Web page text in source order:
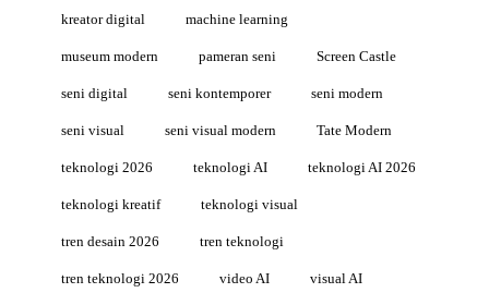
kreator digital machine learning
museum modern pameran seni Screen Castle
seni digital seni kontemporer seni modern
seni visual seni visual modern Tate Modern
teknologi 2026 teknologi AI teknologi AI 2026
teknologi kreatif teknologi visual
tren desain 2026 tren teknologi
tren teknologi 2026 video AI visual AI